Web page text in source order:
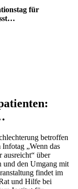
für
betroffen
„Wenn das
über
und den Umgang mit
findet im
und Hilfe bei